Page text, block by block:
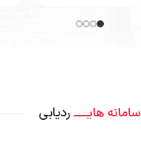
سامانه هایــــردیابی